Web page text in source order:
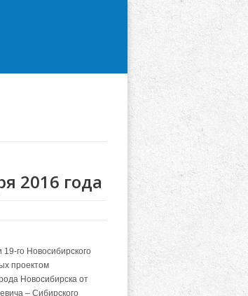
2016 года
го Новосибирского
проектом
Новосибирска от
– Сибирского